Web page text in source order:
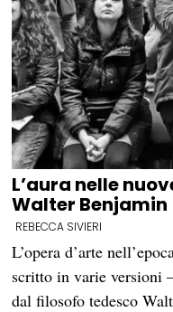
L’aura nelle
Walter Benjamin
REBECCA SIVIERI
L’opera d’arte
scritto in varie versioni
dal filosofo tedesco